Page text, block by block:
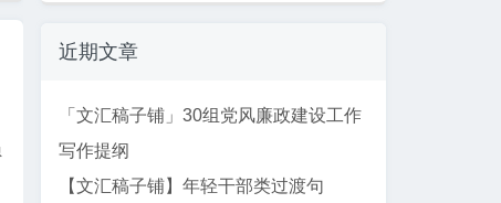
近期文章
「文汇稿子铺」30组党风廉政建设工作
写作提纲
【文汇稿子铺】年轻干部类过渡句